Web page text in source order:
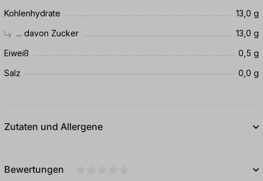
Kohlenhydrate
13,0 g
... davon Zucker
13,0 g
Eiweiß
0,5 g
Salz
0,0 g
Zutaten und Allergene
Bewertungen